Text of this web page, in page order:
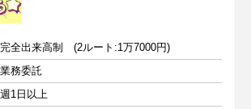
完全出来高制 (2ルート:1万7000円)
業務委託
週1日以上